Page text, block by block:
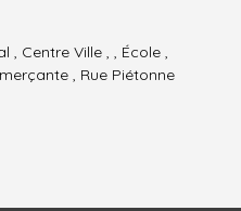
, Centre Ville , , École ,
, Rue Piétonne